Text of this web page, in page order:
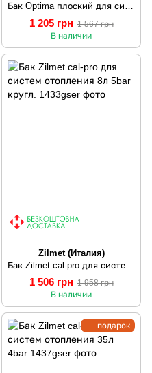
Бак Optima плоский для систем отопления 10л
1 205 грн 1 567 грн
В наличии
Zilmet (Италия)
1 506 грн 1 958 грн
В наличии
подарок